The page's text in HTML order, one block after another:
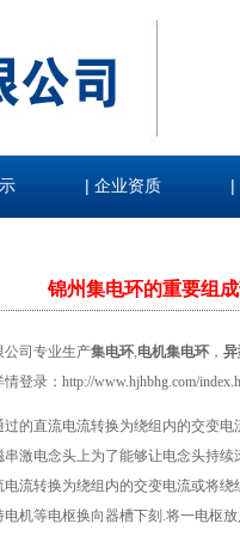
| 企业资质 |
锦州集电环的重要组
公司专业生产集电环,电机集电环 ，
登录： http://www.hjhbhg.com/
的直流电流转换为绕组内的交变
激电念头上为了能够让电念头持续
流转换为绕组内的交变电流或将
机等电枢换向器槽下刻.将一电枢